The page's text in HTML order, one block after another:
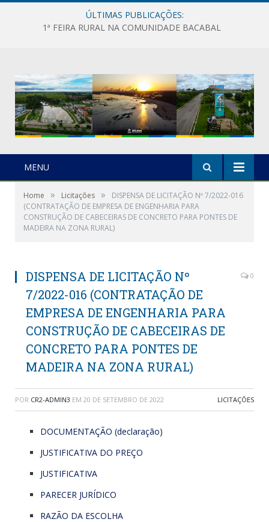
ÚLTIMAS PUBLICAÇÕES:
1ª FEIRA RURAL NA COMUNIDADE BACABAL
MENU
Home » Licitações »
DISPENSA DE LICITAÇÃO Nº 7/2022-016
(CONTRATAÇÃO DE EMPRESA DE ENGENHARIA PARA
CONSTRUÇÃO DE CABECEIRAS DE CONCRETO PARA PONTES DE
MADEIRA NA ZONA RURAL)
DISPENSA DE LICITAÇÃO Nº
7/2022-016 (CONTRATAÇÃO DE
EMPRESA DE ENGENHARIA PARA
CONSTRUÇÃO DE CABECEIRAS DE
CONCRETO PARA PONTES DE
MADEIRA NA ZONA RURAL)
0
POR CR2-ADMIN3 EM 20 DE SETEMBRO DE 2022 LICITAÇÕES
DOCUMENTAÇÃO (declaração)
JUSTIFICATIVA DO PREÇO
JUSTIFICATIVA
PARECER JURÍDICO
RAZÃO DA ESCOLHA